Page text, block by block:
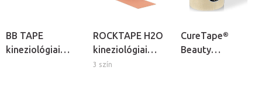
BB TAPE
kineziológiai
ROCKTAPE H2O
kineziológiai
tapasz
3 szín
CureTape®
Beauty